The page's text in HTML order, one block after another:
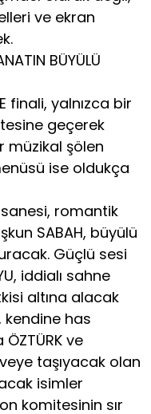
ve ekran
BÜYÜLÜ
finali, yalnızca bir
geçerek
müzikal şölen
ise oldukça
romantik
SABAH, büyülü
Güçlü sesi
iddialı sahne
altına alacak
kendine has
ve
taşıyacak olan
isimler
komitesinin sır